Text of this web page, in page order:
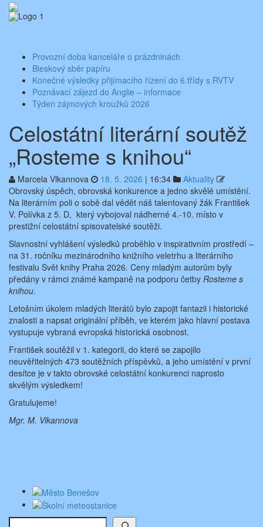
SkipAktuality ze školy
Základní škola Benešov, Dukelská 1818
Provozní doba kanceláře o prázdninách
Bleskový sběr papíru
Konečné výsledky přijímacího řízení do 6.třídy s RVTV
Poznávací zájezd do Anglie – informace
Týden zájmových kroužků 2026
Celostátní literární soutěž
„Rosteme s knihou“
Marcela Vlkannova 18. 5. 2026 | 16:34
Aktuality
Obrovský úspěch, obrovská konkurence a jedno skvělé umístění.
Na literárním poli o sobě dal vědět náš talentovaný žák František
V. Polívka z 5. D, který vybojoval nádherné 4.-10. místo v
prestižní celostátní spisovatelské soutěži.
Slavnostní vyhlášení výsledků proběhlo v inspirativním prostředí –
na 31. ročníku mezinárodního knižního veletrhu a literárního
festivalu Svět knihy Praha 2026. Ceny mladým autorům byly
předány v rámci známé kampaně na podporu četby Rosteme s
knihou.
Letošním úkolem mladých literátů bylo zapojit fantazii i historické
znalosti a napsat originální příběh, ve kterém jako hlavní postava
vystupuje vybraná evropská historická osobnost.
František soutěžil v 1. kategorii, do které se zapojilo
neuvěřitelných 473 soutěžních příspěvků, a jeho umístění v první
desítce je v takto obrovské celostátní konkurenci naprosto
skvělým výsledkem!
Gratulujeme!
Mgr. M. Vlkannova
Hledat